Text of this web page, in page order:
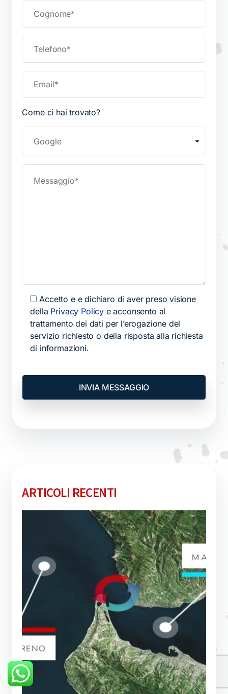
Come ci hai trovato?
Accetto e e dichiaro di aver preso visione
della Privacy Policye acconsento al
trattamento dei dati per l’erogazione del
servizio richiesto o della risposta alla richiesta
di informazioni.
ARTICOLI RECENTI